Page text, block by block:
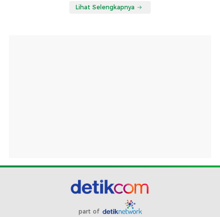
Lihat Selengkapnya
part of